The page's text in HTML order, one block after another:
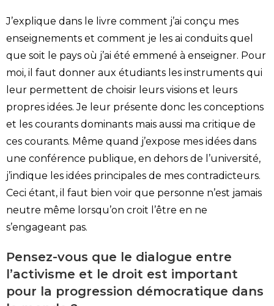
J’explique dans le livre comment j’ai conçu mes
enseignements et comment je les ai conduits quel
que soit le pays où j’ai été emmené à enseigner. Pour
moi, il faut donner aux étudiants les instruments qui
leur permettent de choisir leurs visions et leurs
propres idées. Je leur présente donc les conceptions
et les courants dominants mais aussi ma critique de
ces courants. Même quand j’expose mes idées dans
une conférence publique, en dehors de l’université,
j’indique les idées principales de mes contradicteurs.
Ceci étant, il faut bien voir que personne n’est jamais
neutre même lorsqu’on croit l’être en ne
s’engageant pas.
Pensez-vous que le dialogue entre
l’activisme et le droit est important
pour la progression démocratique dans